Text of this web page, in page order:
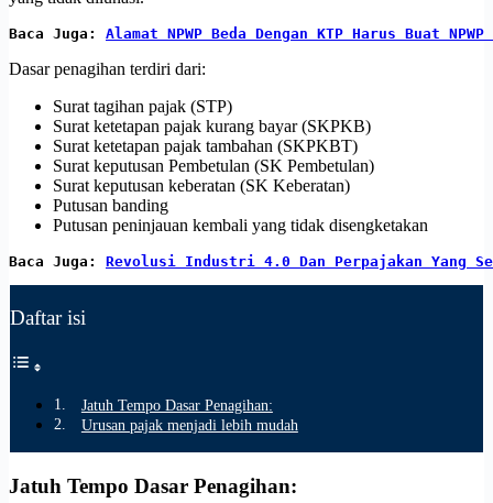
Baca Juga: Alamat NPWP Beda Dengan KTP Harus Buat
Dasar penagihan terdiri dari:
Surat tagihan pajak (STP)
Surat ketetapan pajak kurang bayar (SKPKB)
Surat ketetapan pajak tambahan (SKPKBT)
Surat keputusan Pembetulan (SK Pembetulan)
Surat keputusan keberatan (SK Keberatan)
Putusan banding
Putusan peninjauan kembali yang tidak disengketakan
Baca Juga: Revolusi Industri 4.0 Dan Perpajakan Yang
Daftar isi
Jatuh Tempo Dasar Penagihan:
Urusan pajak menjadi lebih mudah
Jatuh Tempo Dasar Penagihan: